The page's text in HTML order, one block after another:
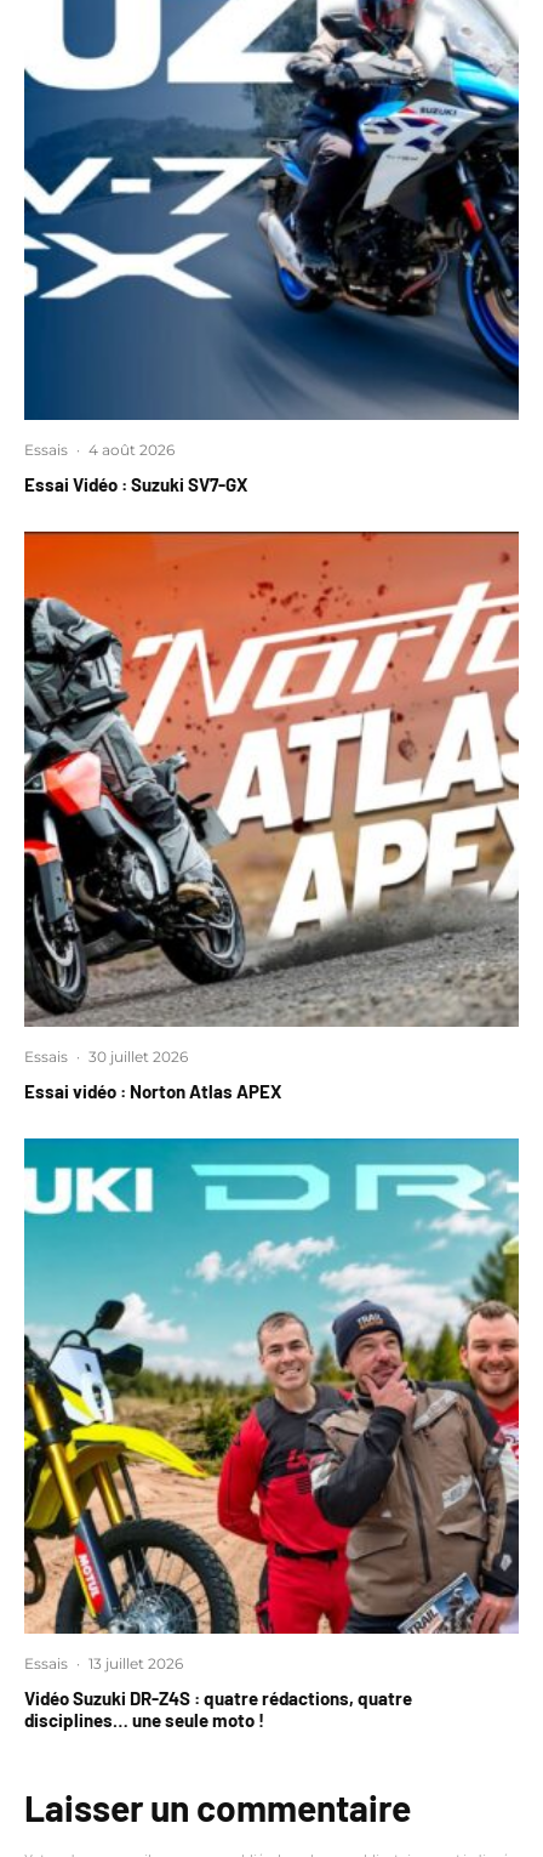
Essais · 4 août 2026
Essai Vidéo : Suzuki SV7-GX
Essais · 30 juillet 2026
Essai vidéo : Norton Atlas APEX
Essais · 13 juillet 2026
Vidéo Suzuki DR-Z4S : quatre rédactions, quatre
disciplines… une seule moto !
Laisser un commentaire